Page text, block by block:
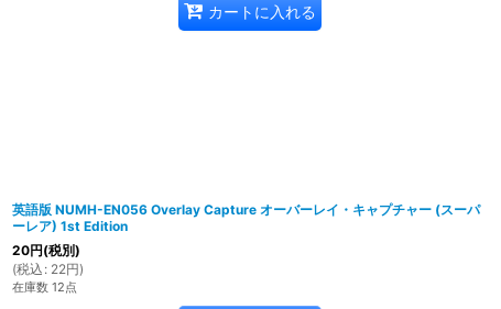
カートに入れる
英語版 NUMH-EN056 Overlay Capture オーバーレイ・キャプチャー (スーパ
ーレア) 1st Edition
20円(税別)
(税込 : 22円)
在庫数 12点